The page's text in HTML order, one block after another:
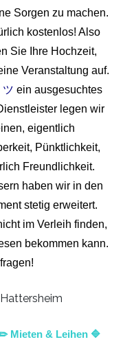
Sorgen zu machen.
kostenlos! Also
Sie Ihre Hochzeit,
Veranstaltung auf.
ツ ein ausgesuchtes
legen wir
eigentlich
Pünktlichkeit,
Freundlichkeit.
haben wir in den
stetig erweitert.
im Verleih finden,
bekommen kann.
Mieten & Leihen 🔷